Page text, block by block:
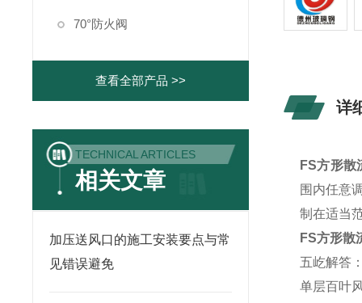
70°防火阀
查看全部产品 >>
TECHNICAL ARTICLES
相关文章
加压送风口的施工安装要点与常
见错误避免
详
FS方形散
围内任意
制在适当
FS方形散
五屹解答
单层百叶